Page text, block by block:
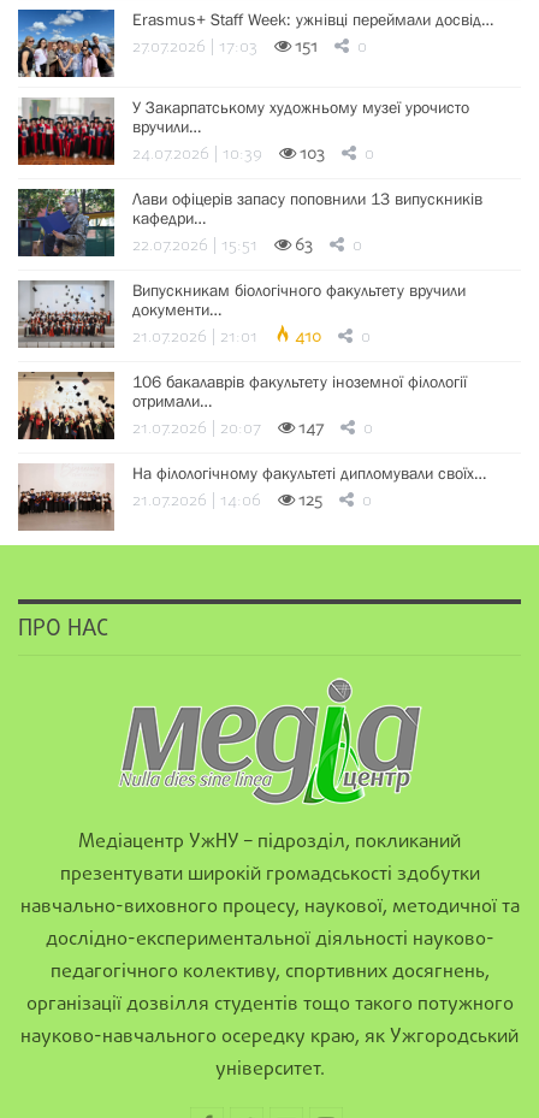
Erasmus+ Staff Week: ужнівці переймали досвід…
27.07.2026 | 17:03 151 0
У Закарпатському художньому музеї урочисто
вручили…
24.07.2026 | 10:39 103 0
Лави офіцерів запасу поповнили 13 випускників
кафедри…
22.07.2026 | 15:51 63 0
Випускникам біологічного факультету вручили
документи…
21.07.2026 | 21:01 410 0
106 бакалаврів факультету іноземної філології
отримали…
21.07.2026 | 20:07 147 0
На філологічному факультеті дипломували своїх…
21.07.2026 | 14:06 125 0
ПРО НАС
Медіацентр УжНУ – підрозділ, покликаний
презентувати широкій громадськості здобутки
навчально-виховного процесу, наукової, методичної та
дослідно-експериментальної діяльності науково-
педагогічного колективу, спортивних досягнень,
організації дозвілля студентів тощо такого потужного
науково-навчального осередку краю, як Ужгородський
університет.